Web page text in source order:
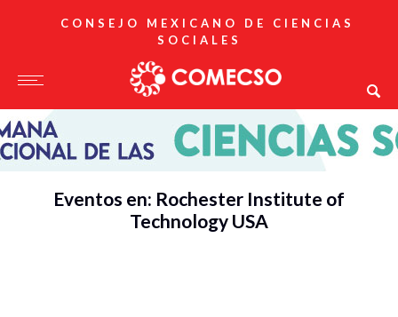
CONSEJO MEXICANO DE CIENCIAS
SOCIALES
Eventos en: Rochester Institute of
Technology USA